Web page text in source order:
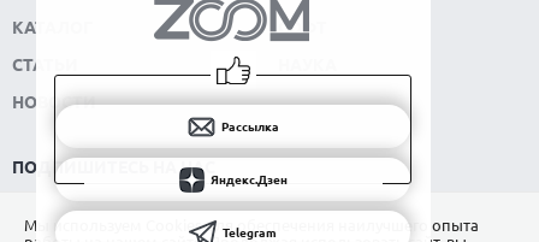
КАТАЛОГ
СТАТЬИ
НОВОСТИ
СОФТ
ПОДПИШИТЕСЬ НА НАС
РАССЫЛКА
Рассылка
Яндекс.Дзен
Telegram
Мы используем Сookies для обеспечения наилучшего опыта